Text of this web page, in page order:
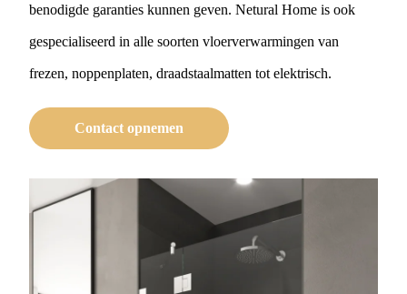
benodigde garanties kunnen geven. Netural Home is ook
gespecialiseerd in alle soorten vloerverwarmingen van
frezen, noppenplaten, draadstaalmatten tot elektrisch.
Contact opnemen